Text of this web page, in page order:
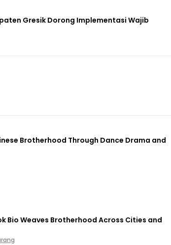
Gresik Dorong Implementasi Wajib
Brotherhood Through Dance Drama and
Bio Weaves Brotherhood Across Cities and